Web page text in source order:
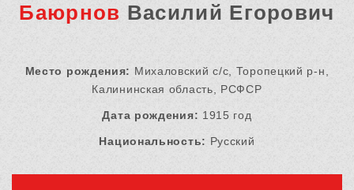
Баюрнов Василий Егорович
Место рождения: Михаловский с/с, Торопецкий р-н,
Калининская область, РСФСР
Дата рождения: 1915 год
Национальность: Русский